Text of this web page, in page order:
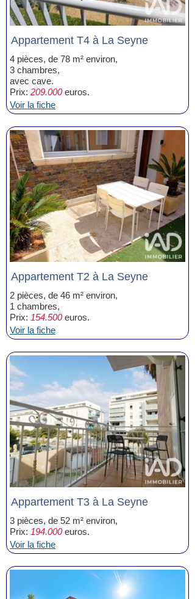
Appartement T4 à La Seyne
4 pièces, de 78 m² environ,
3 chambres,
avec cave.
Prix: 209.000euros.
Voir la fiche
Appartement T2 à La Seyne
2 pièces, de 46 m² environ,
1 chambres,
Prix: 154.500euros.
Voir la fiche
Appartement T3 à La Seyne
3 pièces, de 52 m² environ,
Prix: 194.000euros.
Voir la fiche